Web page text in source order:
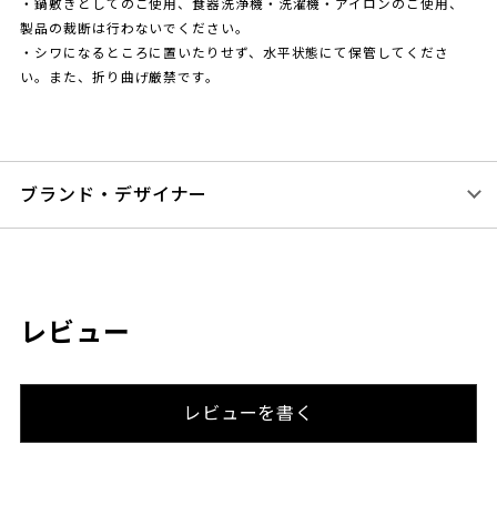
・鍋敷きとしてのご使用、食器洗浄機・洗濯機・アイロンのご使用、
製品の裁断は行わないでください。
・シワになるところに置いたりせず、水平状態にて保管してくださ
い。また、折り曲げ厳禁です。
ブランド・デザイナー
レビュー
レビューを書く